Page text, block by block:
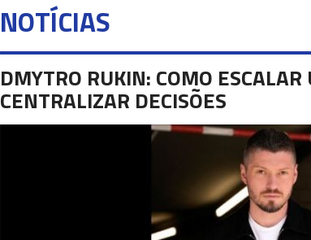
NOTÍCIAS
DMYTRO RUKIN: COMO
CENTRALIZAR DECISÕES